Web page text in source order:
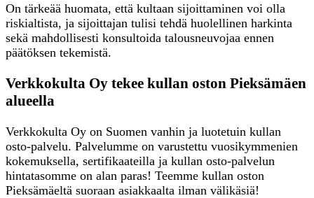
On tärkeää huomata, että kultaan sijoittaminen voi olla
riskialtista, ja sijoittajan tulisi tehdä huolellinen harkinta
sekä mahdollisesti konsultoida talousneuvojaa ennen
päätöksen tekemistä.
Verkkokulta Oy tekee kullan oston Pieksämäen
alueella
Verkkokulta Oy on Suomen vanhin ja luotetuin kullan
osto-palvelu. Palvelumme on varustettu vuosikymmenien
kokemuksella, sertifikaateilla ja kullan osto-palvelun
hintatasomme on alan paras! Teemme kullan oston
Pieksämäeltä suoraan asiakkaalta ilman välikäsiä!